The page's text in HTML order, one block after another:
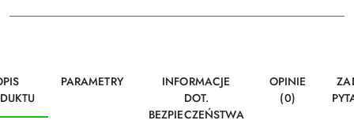
PARAMETRY
INFORMACJE
DOT.
BEZPIECZEŃSTWA
OPINIE
(0)